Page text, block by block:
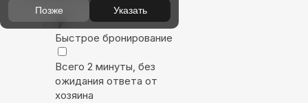
Быстрое бронирование
Всего 2 минуты, без
ожидания ответа от
хозяина
Позже Указать